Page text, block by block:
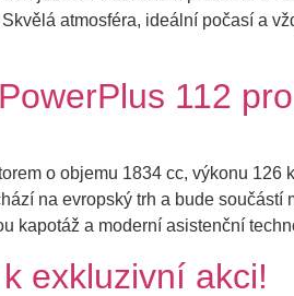
atmosféra, ideální počasí a
112
o objemu 1834 cc, výkonu 126
na evropský trh a bude
kapotáž a moderní asistenční
exkluzivní akci!